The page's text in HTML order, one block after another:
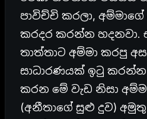
පාවිච්චි කරලා,
කරදර කරන්න හදනවා.
තාත්තාට අම්මා කරපු
සාධාරණයක් ඉටු කරන්න
කරන මේ වැඩ නිසා
(අනීතාගේ සුළු දුව)